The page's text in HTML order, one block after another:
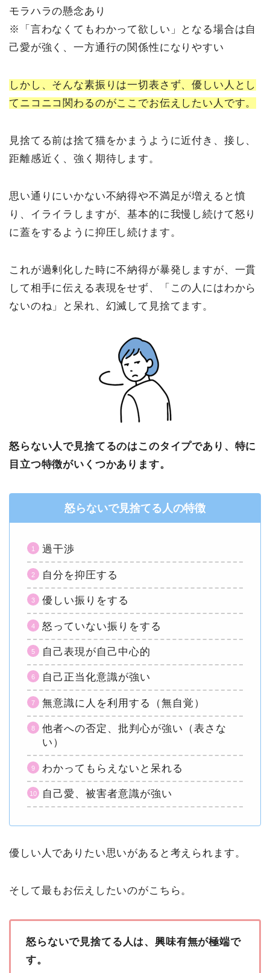
モラハラの懸念あり
※「言わなくてもわかって欲しい」となる場合は自
己愛が強く、一方通行の関係性になりやすい
しかし、そんな素振りは一切表さず、優しい人とし
てニコニコ関わるのがここでお伝えしたい人です。
見捨てる前は捨て猫をかまうように近付き、接し、
距離感近く、強く期待します。
思い通りにいかない不納得や不満足が増えると憤
り、イライラしますが、基本的に我慢し続けて怒り
に蓋をするように抑圧し続けます。
これが過剰化した時に不納得が暴発しますが、一貫
して相手に伝える表現をせず、「この人にはわから
ないのね」と呆れ、幻滅して見捨てます。
怒らない人で見捨てるのはこのタイプであり、特に
目立つ特徴がいくつかあります。
怒らないで見捨てる人の特徴
過干渉
自分を抑圧する
優しい振りをする
怒っていない振りをする
自己表現が自己中心的
自己正当化意識が強い
無意識に人を利用する（無自覚）
他者への否定、批判心が強い（表さな
い）
わかってもらえないと呆れる
自己愛、被害者意識が強い
優しい人でありたい思いがあると考えられます。
そして最もお伝えしたいのがこちら。
怒らないで見捨てる人は、興味有無が極端で
す。